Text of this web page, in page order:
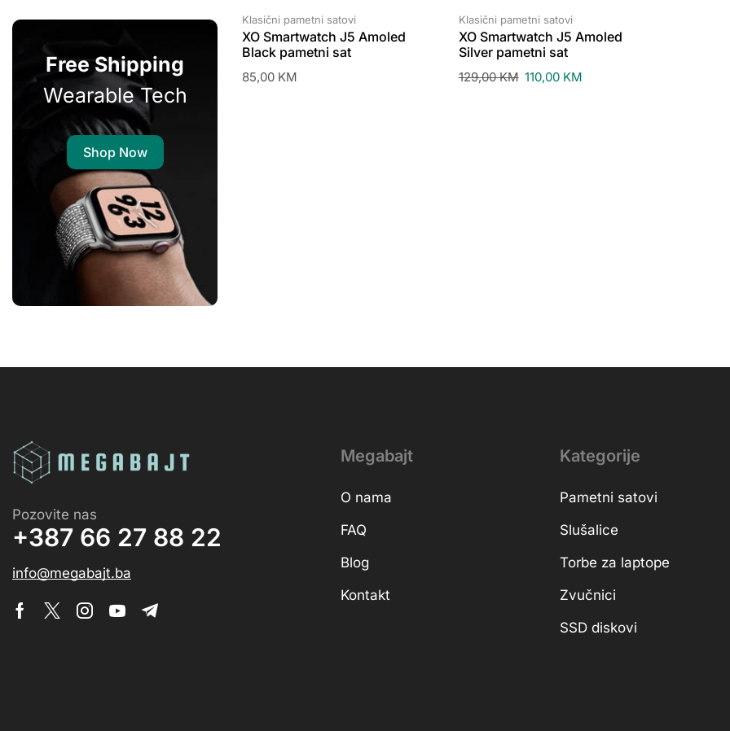
Free Shipping
Wearable Tech
Shop Now
Klasični pametni satovi
XO Smartwatch J5 Amoled
Black pametni sat
85,00 KM
Klasični pametni satovi
XO Smartwatch J5 Amoled
Silver pametni sat
129,00KM 110,00 KM
Pozovite nas
+387 66 27 88 22
info@megabajt.ba
Megabajt
O nama
FAQ
Blog
Kontakt
Kategorije
Pametni satovi
Slušalice
Torbe za laptope
Zvučnici
SSD diskovi